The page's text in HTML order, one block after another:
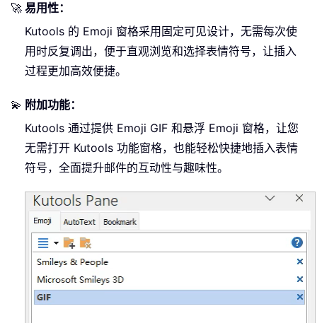
🚀 易用性：
Kutools 的 Emoji 窗格采用固定可见设计，无需每次使
用时反复调出，便于直观浏览和选择表情符号，让插入
过程更加高效便捷。
💫 附加功能：
Kutools 通过提供 Emoji GIF 和悬浮 Emoji 窗格，让您
无需打开 Kutools 功能窗格，也能轻松快捷地插入表情
符号，全面提升邮件的互动性与趣味性。